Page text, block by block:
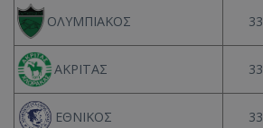
ΟΛΥΜΠΙΑΚΟΣ 33
ΑΚΡΙΤΑΣ 33
ΕΘΝΙΚΟΣ 33